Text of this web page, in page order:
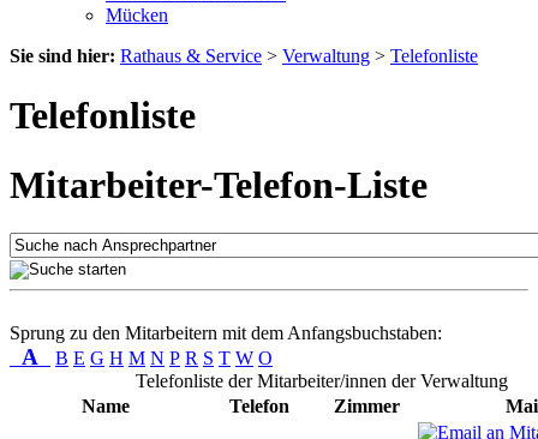
Mücken
Sie sind hier: Rathaus & Service > Verwaltung > Telefonliste
Telefonliste
Mitarbeiter-Telefon-Liste
Sprung zu den Mitarbeitern mit dem Anfangsbuchstaben:
A B E G H M N P R S T W O
Telefonliste der Mitarbeiter/innen der Verwaltung
Name
Telefon Zimmer